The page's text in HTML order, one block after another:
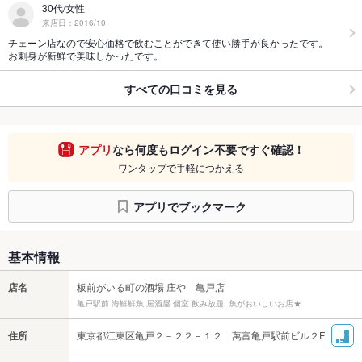
30代/女性
来店日：2016/10
チェーン店なので安心価格で飲むことができて使い勝手が良かったです。
お刺身が新鮮で美味しかったです。
すべての口コミを見る
アプリなら何度もログイン不要ですぐ確認！
ワンタップで手軽につかえる
アプリでブックマーク
基本情報
店名 板前がいる町の酒場 庄や 亀戸店
亀戸駅前 海鮮鮮魚 居酒屋 個室 飲み放題 魚がおいしいお店★
住所 東京都江東区亀戸２－２２－１２ 萬富亀戸駅前ビル２F